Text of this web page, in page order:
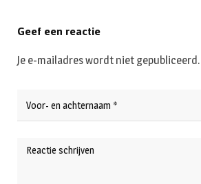
Geef een reactie
Je e-mailadres wordt niet gepubliceerd.